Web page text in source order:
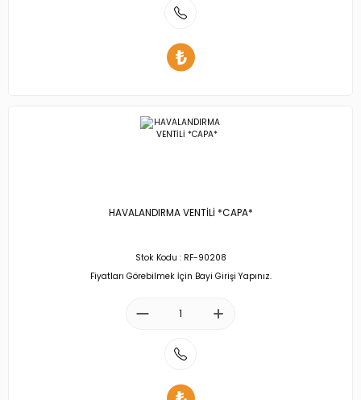
HAVALANDIRMA VENTİLİ *CAPA*
Stok Kodu : RF-90208
Fiyatları Görebilmek İçin Bayi Girişi Yapınız.